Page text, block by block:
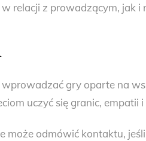
relacji z prowadzącym, jak i
gry oparte na
uczyć się granic, empatii
może odmówić kontaktu,